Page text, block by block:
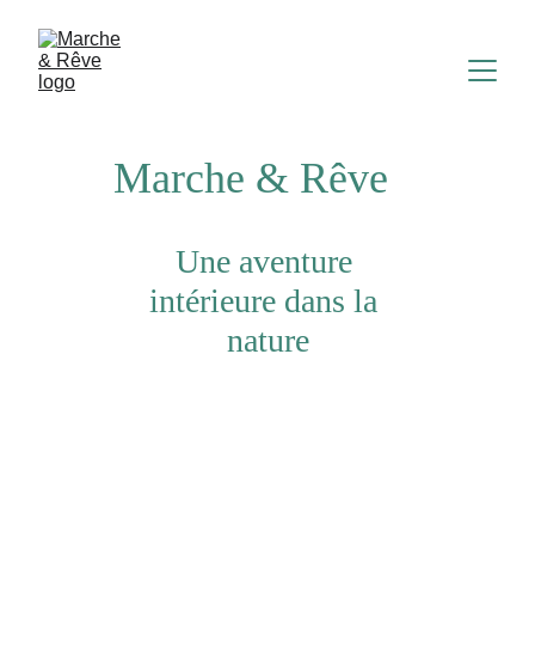
Marche & Rêve
Une aventure
intérieure dans la
nature